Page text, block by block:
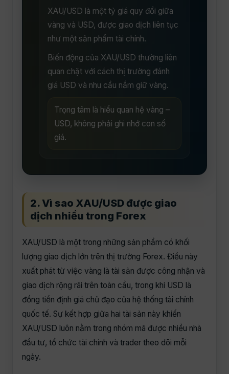
XAU/USD là một tỷ giá quy đổi giữa
vàng và USD, được giao dịch liên tục
như một sản phẩm tài chính.
Biến động của XAU/USD thường liên
quan chặt với cách thị trường đánh
giá USD và nhu cầu nắm giữ vàng.
Trọng tâm là hiểu quan hệ vàng –
USD, không phải ghi nhớ con số
giá.
2. Vì sao XAU/USD được giao
dịch nhiều trong Forex
XAU/USD là một trong những sản phẩm có khối
lượng giao dịch lớn trên thị trường Forex. Điều này
xuất phát từ việc vàng là tài sản được công nhận và
giao dịch rộng rãi trên toàn cầu, trong khi USD là
đồng tiền định giá chủ đạo của hệ thống tài chính
quốc tế. Sự kết hợp giữa hai tài sản này khiến
XAU/USD luôn nằm trong nhóm mã được nhiều nhà
đầu tư, tổ chức tài chính và trader theo dõi mỗi
ngày.